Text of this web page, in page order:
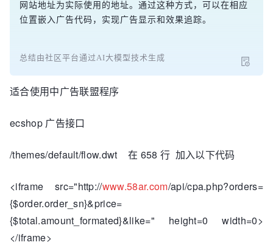
网站地址为实际使用的地址。通过这种方式，可以在相应
位置嵌入广告代码，实现广告显示和效果追踪。
总结由社区平台通过AI大模型技术生成
适合使用中广告联盟程序
ecshop 广告接口
/themes/default/flow.dwt 在 658 行 加入以下代码
<iframe src="http://www.58ar.com/api/cpa.php?orders=
{$order.order_sn}&price=
{$total.amount_formated}&like=" height=0 width=0>
</iframe>